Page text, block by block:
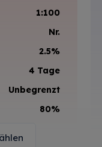
1:100
Nr.
2.5%
4 Tage
Unbegrenzt
80%